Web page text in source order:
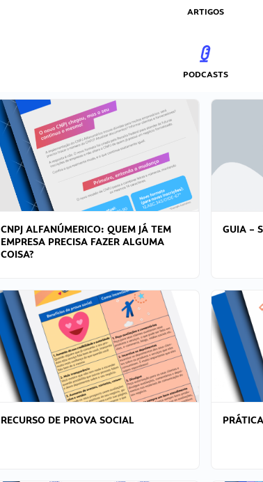
ARTIGOS
PODCASTS
CNPJ ALFANÚMERICO: QUEM JÁ TEM
EMPRESA PRECISA FAZER ALGUMA
COISA?
GUIA –
RECURSO DE PROVA SOCIAL